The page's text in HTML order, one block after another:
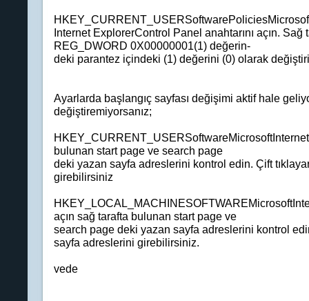
Internet ExplorerControl Panel anahtarını açın.
REG_DWORD 0X00000001(1) değerin-
deki parantez içindeki (1) değerini (0) olarak
Ayarlarda başlangıç sayfası değişimi aktif hale
değiştiremiyorsanız;
bulunan start page ve search page
deki yazan sayfa adreslerini kontrol edin. Çift
girebilirsiniz
açın sağ tarafta bulunan start page ve
search page deki yazan sayfa adreslerini kontrol
sayfa adreslerini girebilirsiniz.
vede